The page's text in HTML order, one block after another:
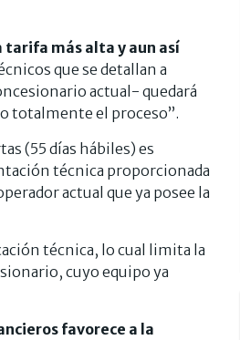
más alta y aun así
que se detallan a
actual- quedará
totalmente el proceso”.
(55 días hábiles) es
técnica proporcionada
actual que ya posee la
técnica, lo cual limita la
cuyo equipo ya
favorece a la